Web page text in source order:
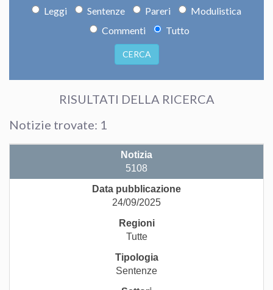
Leggi Sentenze Pareri
Modulistica
Commenti
Tutto
CERCA
RISULTATI DELLA RICERCA
Notizie trovate: 1
5108
24/09/2025
Tutte
Sentenze